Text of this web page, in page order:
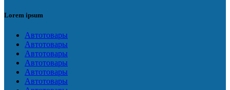
Lorem ipsum
Автотовары
Автотовары
Автотовары
Автотовары
Автотовары
Автотовары